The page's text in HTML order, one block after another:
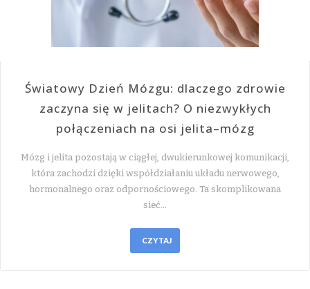
Światowy Dzień Mózgu: dlaczego zdrowie
zaczyna się w jelitach? O niezwykłych
połączeniach na osi jelita–mózg
Mózg i jelita pozostają w ciągłej, dwukierunkowej komunikacji,
która zachodzi dzięki współdziałaniu układu nerwowego,
hormonalnego oraz odpornościowego. Ta skomplikowana
sieć…
CZYTAJ